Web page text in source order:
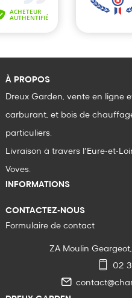
À PROPOS
Dreux Garden, vente en ligne
carburant, et bois de
particuliers.
Livraison à travers l’Eure-et-
Voves.
INFORMATIONS
CONTACTEZ-NOUS
Formulaire de contact
ZA Moulin
02